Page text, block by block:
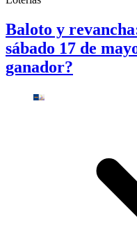
Baloto y
sábado 17 de
ganador?